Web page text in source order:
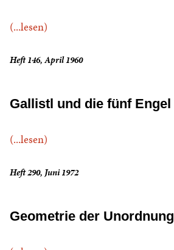
(...lesen)
Heft 146, April 1960
Gallistl und die fünf Engel
(...lesen)
Heft 290, Juni 1972
Geometrie der Unordnung